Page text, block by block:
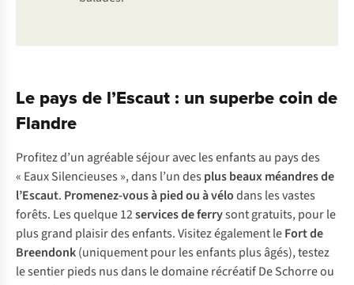
Le pays de l’Escaut : un superbe coin de
Flandre
Profitez d’un agréable séjour avec les enfants au pays des
« Eaux Silencieuses », dans l’un des plus beaux méandres de
l’Escaut. Promenez-vous à pied ou à vélodans les vastes
forêts. Les quelque 12services de ferrysont gratuits, pour le
plus grand plaisir des enfants. Visitez également leFort de
Breendonk(uniquement pour les enfants plus âgés), testez
le sentier pieds nus dans le domaine récréatif De Schorre ou